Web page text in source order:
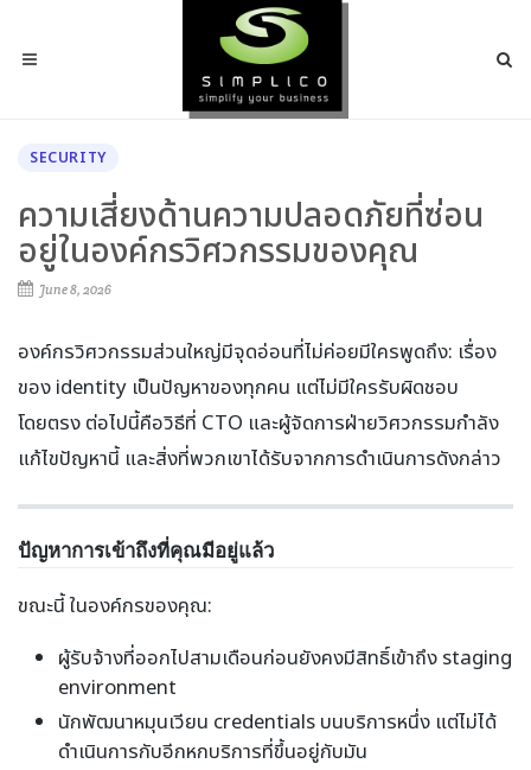
SECURITY
ความเสี่ยงด้านความปลอดภัยที่ซ่อน
อยู่ในองค์กรวิศวกรรมของคุณ
June 8, 2026
องค์กรวิศวกรรมส่วนใหญ่มีจุดอ่อนที่ไม่ค่อยมีใครพูดถึง: เรื่อง
ของ identity เป็นปัญหาของทุกคน แต่ไม่มีใครรับผิดชอบ
โดยตรง ต่อไปนี้คือวิธีที่ CTO และผู้จัดการฝ่ายวิศวกรรมกำลัง
แก้ไขปัญหานี้ และสิ่งที่พวกเขาได้รับจากการดำเนินการดังกล่าว
ปัญหาการเข้าถึงที่คุณมีอยู่แล้ว
ขณะนี้ ในองค์กรของคุณ:
ผู้รับจ้างที่ออกไปสามเดือนก่อนยังคงมีสิทธิ์เข้าถึง staging
environment
นักพัฒนาหมุนเวียน credentials บนบริการหนึ่ง แต่ไม่ได้
ดำเนินการกับอีกหกบริการที่ขึ้นอยู่กับมัน